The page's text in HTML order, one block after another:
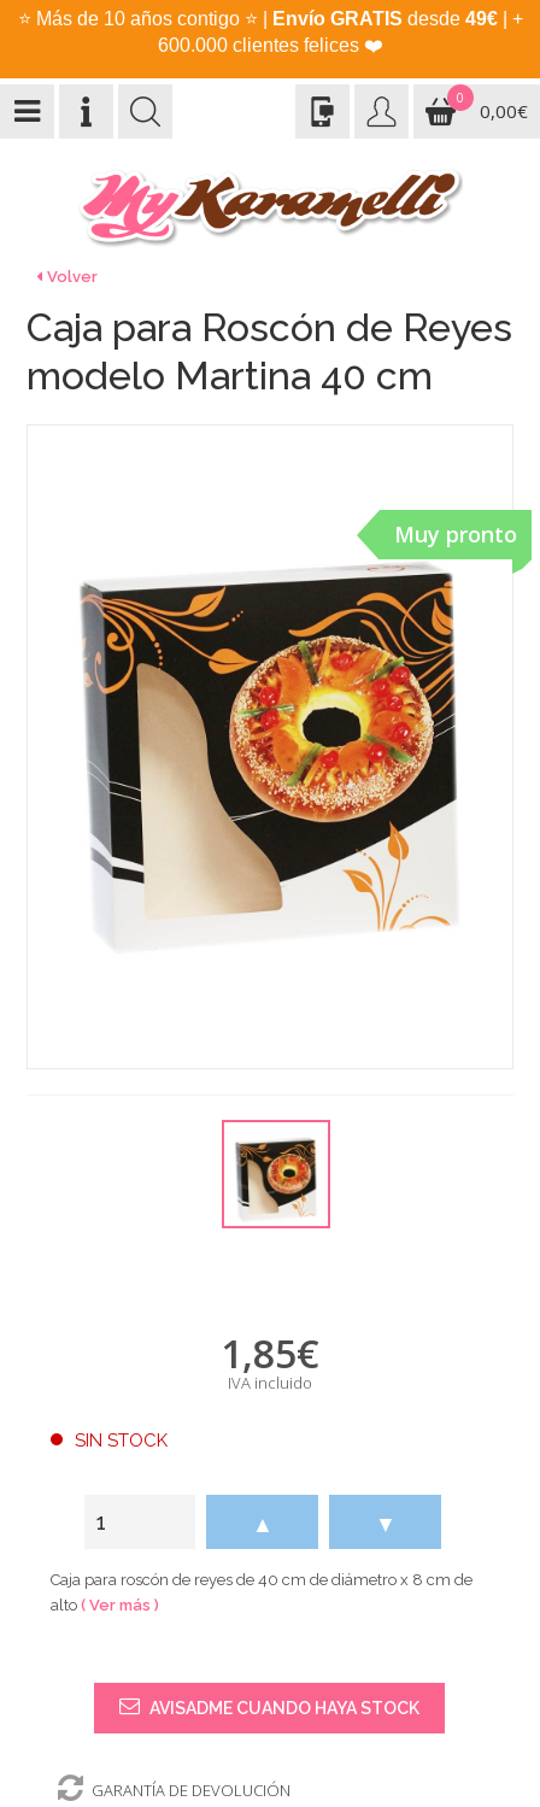
⭐ Más de 10 años contigo ⭐ Envío GRATIS desde 49€| +
600.000 clientes felices ❤️
0
0,00€
Volver
Muy pronto
Caja para Roscón de Reyes
modelo Martina 40 cm
1,85€
IVA incluido
SIN STOCK
▲ ▼
Caja para roscón de reyes de 40 cm de diámetro x 8 cm de
alto( Ver más )
AVISADME CUANDO HAYA STOCK
GARANTÍA DE DEVOLUCIÓN